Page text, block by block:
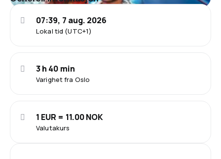
Lokal tid (UTC+1)
07:39, 7 aug. 2026
Varighet fra Oslo
3 h 40 min
Valutakurs
1 EUR = 11.00 NOK